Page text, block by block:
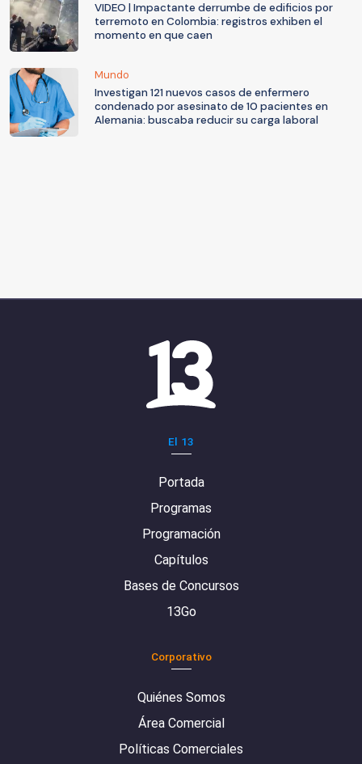
VIDEO | Impactante derrumbe de edificios por
terremoto en Colombia: registros exhiben el
momento en que caen
Mundo
Investigan 121 nuevos casos de enfermero
condenado por asesinato de 10 pacientes en
Alemania: buscaba reducir su carga laboral
El 13
Portada
Programas
Programación
Capítulos
Bases de Concursos
13Go
Corporativo
Quiénes Somos
Área Comercial
Políticas Comerciales